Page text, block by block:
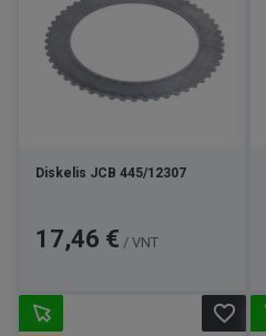
Diskelis JCB 445/12307
Kaina
17,46 € / VNT
favorite_border